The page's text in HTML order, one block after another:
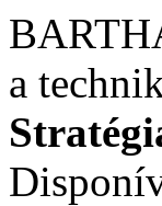
a